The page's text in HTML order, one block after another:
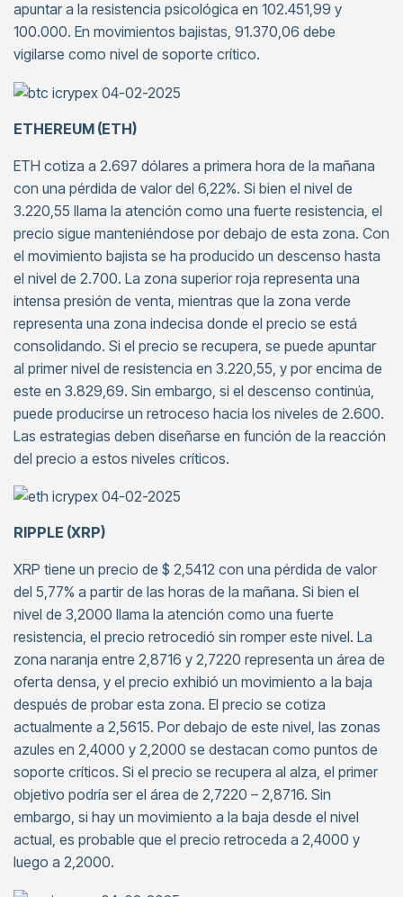
apuntar a la resistencia psicológica en 102.451,99 y
100.000. En movimientos bajistas, 91.370,06 debe
vigilarse como nivel de soporte crítico.
ETHEREUM (ETH)
ETH cotiza a 2.697 dólares a primera hora de la mañana
con una pérdida de valor del 6,22%. Si bien el nivel de
3.220,55 llama la atención como una fuerte resistencia, el
precio sigue manteniéndose por debajo de esta zona. Con
el movimiento bajista se ha producido un descenso hasta
el nivel de 2.700. La zona superior roja representa una
intensa presión de venta, mientras que la zona verde
representa una zona indecisa donde el precio se está
consolidando. Si el precio se recupera, se puede apuntar
al primer nivel de resistencia en 3.220,55, y por encima de
este en 3.829,69. Sin embargo, si el descenso continúa,
puede producirse un retroceso hacia los niveles de 2.600.
Las estrategias deben diseñarse en función de la reacción
del precio a estos niveles críticos.
RIPPLE (XRP)
XRP tiene un precio de $ 2,5412 con una pérdida de valor
del 5,77% a partir de las horas de la mañana. Si bien el
nivel de 3,2000 llama la atención como una fuerte
resistencia, el precio retrocedió sin romper este nivel. La
zona naranja entre 2,8716 y 2,7220 representa un área de
oferta densa, y el precio exhibió un movimiento a la baja
después de probar esta zona. El precio se cotiza
actualmente a 2,5615. Por debajo de este nivel, las zonas
azules en 2,4000 y 2,2000 se destacan como puntos de
soporte críticos. Si el precio se recupera al alza, el primer
objetivo podría ser el área de 2,7220 – 2,8716. Sin
embargo, si hay un movimiento a la baja desde el nivel
actual, es probable que el precio retroceda a 2,4000 y
luego a 2,2000.